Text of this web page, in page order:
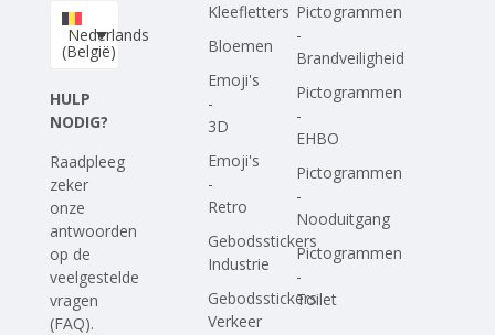
Upload je eigen ontwerp
Corona Covid-19
Nederlands
(België)
HULP
NODIG?
Raadpleeg
zeker
onze
antwoorden
op de
veelgestelde
vragen
(FAQ).
Kleefletters
Bloemen
Emoji's
-
3D
Emoji's
-
Retro
Gebodsstickers
Industrie
Gebodsstickers
Verkeer
Pictogrammen
-
Brandveiligheid
Pictogrammen
-
EHBO
Pictogrammen
-
Nooduitgang
Pictogrammen
-
Toilet